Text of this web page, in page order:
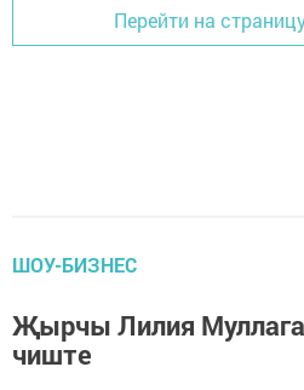
Перейти на
ШОУ-БИЗНЕС
Җырчы Лилия
чиште